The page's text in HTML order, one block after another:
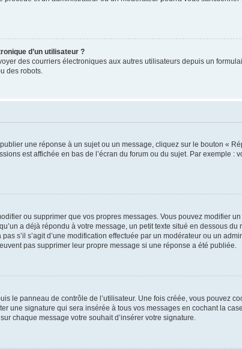
d’un utilisateur ?
des courriers électroniques aux autres utilisateurs depuis un
des robots.
une réponse à un sujet ou un message, cliquez sur le bouton «
est affichée en bas de l’écran du forum ou du sujet. Par exemple :
ou supprimer que vos propres messages. Vous pouvez modifier
a déjà répondu à votre message, un petit texte situé en dessous
s’il s’agit d’une modification effectuée par un modérateur ou un
pas supprimer leur propre message si une réponse a été publiée.
le panneau de contrôle de l’utilisateur. Une fois créée, vous pouvez
une signature qui sera insérée à tous vos messages en cochant la
chaque message votre souhait d’insérer votre signature.